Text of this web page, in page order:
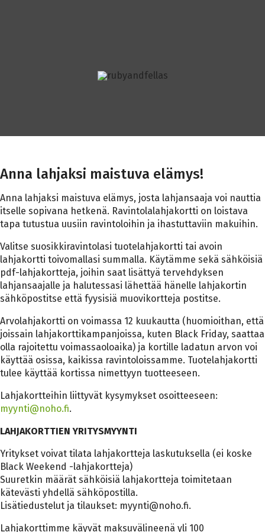
Muokkaa lahjakorttia, Ladattu
Muokkaa lahjakorttia, Suljetaan
Anna lahjaksi maistuva elämys!
Anna lahjaksi maistuva elämys, josta lahjansaaja voi nauttia
itselle sopivana hetkenä. Ravintolalahjakortti on loistava
tapa tutustua uusiin ravintoloihin ja ihastuttaviin makuihin.
Valitse suosikkiravintolasi tuotelahjakortti tai avoin
lahjakortti toivomallasi summalla. Käytämme sekä sähköisiä
pdf-lahjakortteja, joihin saat lisättyä tervehdyksen
lahjansaajalle ja halutessasi lähettää hänelle lahjakortin
sähköpostitse että fyysisiä muovikortteja postitse.
Arvolahjakortti on voimassa 12 kuukautta (huomioithan, että
joissain lahjakorttikampanjoissa, kuten Black Friday, saattaa
olla rajoitettu voimassaoloaika) ja kortille ladatun arvon voi
käyttää osissa, kaikissa ravintoloissamme. Tuotelahjakortti
tulee käyttää kortissa nimettyyn tuotteeseen.
Lahjakortteihin liittyvät kysymykset osoitteeseen:
myynti@noho.fi.
LAHJAKORTTIEN YRITYSMYYNTI
Yritykset voivat tilata lahjakortteja laskutuksella (ei koske
Black Weekend -lahjakortteja)
Suuretkin määrät sähköisiä lahjakortteja toimitetaan
kätevästi yhdellä sähköpostilla.
Lisätiedustelut ja tilaukset: myynti@noho.fi.
Lahjakorttimme käyvät maksuvälineenä yli 100